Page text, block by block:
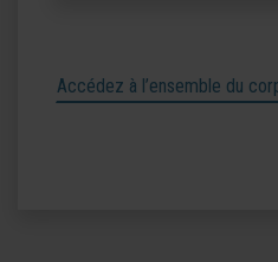
Accédez à l’ensemble du